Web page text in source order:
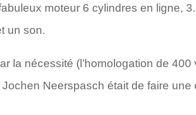
moteur 6 cylindres en ligne,
un son.
la nécessité (l’homologation de
Neerspasch était de faire